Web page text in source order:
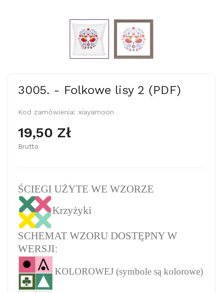
3005. - Folkowe lisy 2 (PDF)
Kod zamówienia: xiayamoon
19,50 Zł
Brutto
ŚCIEGI UŻYTE WE WZORZE
Krzyżyki
SCHEMAT WZORU DOSTĘPNY W
WERSJI:
KOLOROWEJ (symbole są kolorowe)